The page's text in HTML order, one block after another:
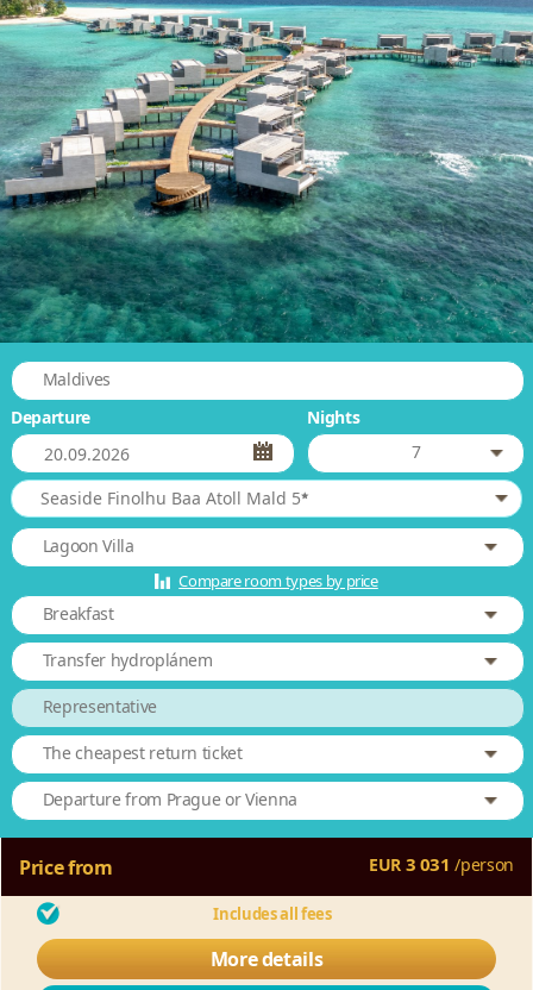
Maldives
Departure
Nights
7
Seaside Finolhu Baa Atoll Mald 5*
Lagoon Villa
Compare room types by price
Breakfast
Transfer hydroplánem
Representative
The cheapest return ticket
Departure from Prague or Vienna
Price from EUR 3 031 /person
Includes all fees
More details